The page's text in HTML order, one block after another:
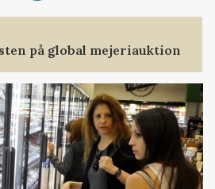
på global mejeriauktion